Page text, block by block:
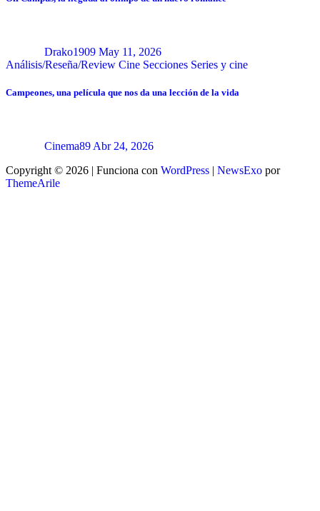
Drako1909 May 11, 2026
Análisis/Reseña/Review Cine Secciones Series y cine
Campeones, una película que nos da una lección de la vida
Cinema89 Abr 24, 2026
Copyright © 2026 | Funciona con WordPress | NewsExo por
ThemeArile